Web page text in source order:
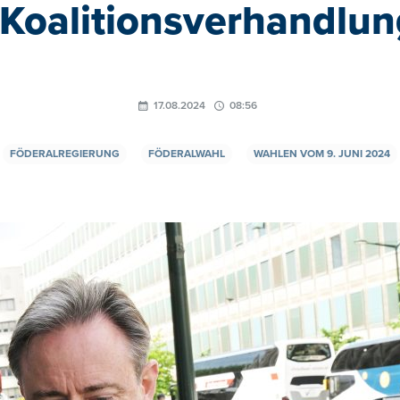
17.08.2024 08:56
FÖDERALREGIERUNG FÖDERALWAHL WAHLEN VOM 9. JUNI 2024